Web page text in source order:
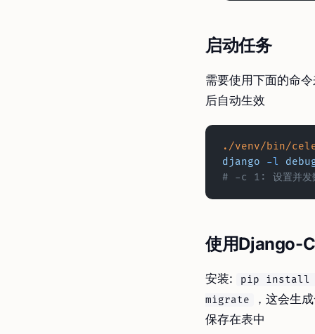
启动任务
需要使用下面的命
后自动生效
./venv/bin/
django -l
# -c 1: 设置并发数
使用Django-
安装:
pip install
migrate
，这会生
保存在表中